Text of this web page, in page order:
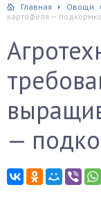
Главная Овощи
картофеля —
—